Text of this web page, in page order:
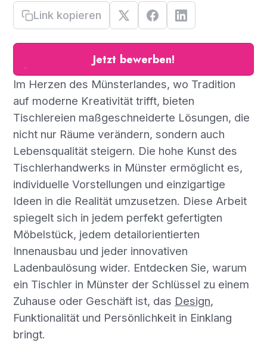
Link kopieren
Jetzt bewerben!
Im Herzen des Münsterlandes, wo Tradition
auf moderne Kreativität trifft, bieten
Tischlereien maßgeschneiderte Lösungen, die
nicht nur Räume verändern, sondern auch
Lebensqualität steigern. Die hohe Kunst des
Tischlerhandwerks in Münster ermöglicht es,
individuelle Vorstellungen und einzigartige
Ideen in die Realität umzusetzen. Diese Arbeit
spiegelt sich in jedem perfekt gefertigten
Möbelstück, jedem detailorientierten
Innenausbau und jeder innovativen
Ladenbaulösung wider. Entdecken Sie, warum
ein Tischler in Münster der Schlüssel zu einem
Zuhause oder Geschäft ist, das Design,
Funktionalität und Persönlichkeit in Einklang
bringt.